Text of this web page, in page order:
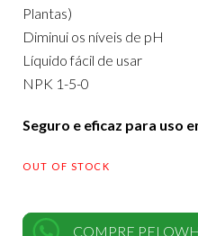
Plantas)
Diminui os níveis de pH
Líquido fácil de usar
NPK 1-5-0
Seguro e eficaz para uso
OUT OF STOCK
COMPRE